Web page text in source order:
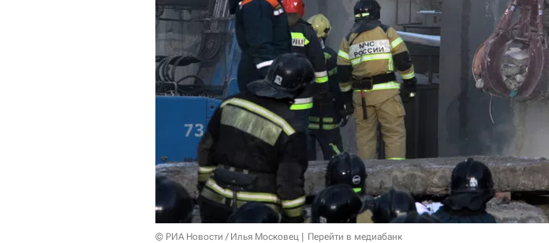
© РИА Новости / Илья Московец Перейти в медиабанк